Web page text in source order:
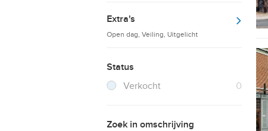
Extra's
Open dag, Veiling, Uitgelicht
Status
Filter verwijderen
Verkocht 0
Resultaten
Zoek in omschrijving